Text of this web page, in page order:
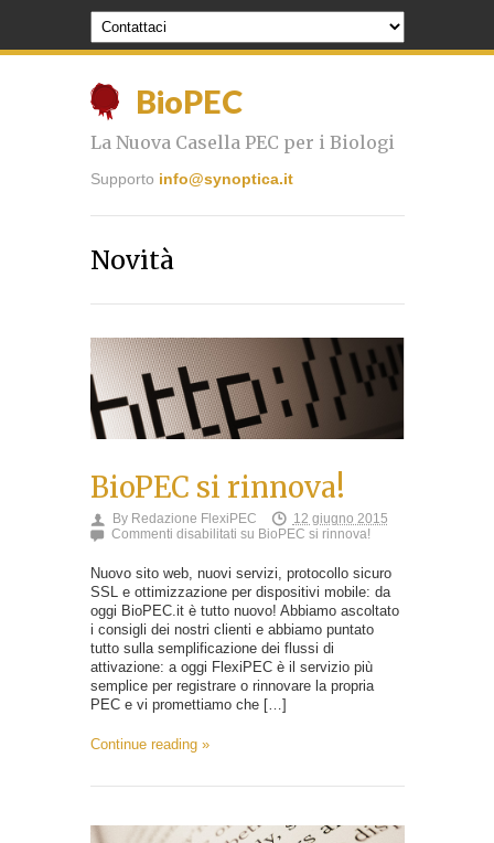
BioPEC
La Nuova Casella PEC per i Biologi
Supporto info@synoptica.it
Novità
BioPEC si rinnova!
By Redazione FlexiPEC
12 giugno 2015
Commenti disabilitati su BioPEC si rinnova!
Nuovo sito web, nuovi servizi, protocollo sicuro
SSL e ottimizzazione per dispositivi mobile: da
oggi BioPEC.it è tutto nuovo! Abbiamo ascoltato
i consigli dei nostri clienti e abbiamo puntato
tutto sulla semplificazione dei flussi di
attivazione: a oggi FlexiPEC è il servizio più
semplice per registrare o rinnovare la propria
PEC e vi promettiamo che […]
Continue reading »